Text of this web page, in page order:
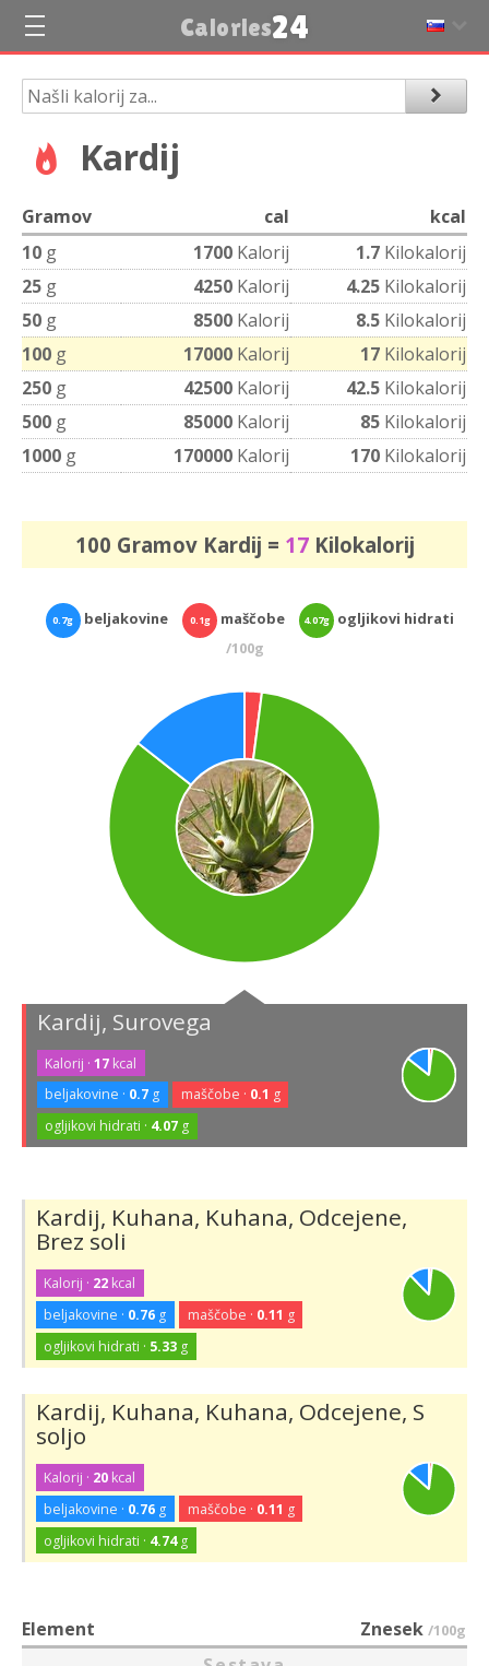
Calories24
Kardij
Gramov cal
kcal
10 g 1700 Kalorij 1.7 Kilokalorij
25 g 4250 Kalorij 4.25 Kilokalorij
50 g 8500 Kalorij 8.5 Kilokalorij
100 g 17000 Kalorij 17 Kilokalorij
250 g 42500 Kalorij 42.5 Kilokalorij
500 g 85000 Kalorij 85 Kilokalorij
1000 g 170000 Kalorij 170 Kilokalorij
100 Gramov Kardij = 17Kilokalorij
0.7g beljakovine 0.1g maščobe 4.07g
ogljikovi hidrati
/100g
Kardij, Surovega
Kalorij ·17 kcal
beljakovine · 0.7 g maščobe · 0.1 g
ogljikovi hidrati · 4.07 g
Kardij, Kuhana, Kuhana, Odcejene,
Brez soli
Kalorij · 22 kcal
beljakovine · 0.76 g maščobe · 0.11 g
ogljikovi hidrati · 5.33 g
Kardij, Kuhana, Kuhana, Odcejene, S
soljo
Kalorij · 20 kcal
beljakovine · 0.76 g maščobe · 0.11 g
ogljikovi hidrati · 4.74g
Element Znesek /100g